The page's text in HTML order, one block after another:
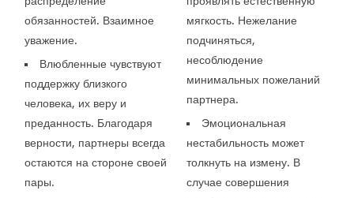
обязанностей. Взаимное
уважение.
Влюбленные чувствуют
поддержку близкого
человека, их веру и
преданность. Благодаря
верности, партнеры всегда
остаются на стороне своей
пары.
мягкость. Нежелание
подчиняться,
несоблюдение
минимальных пожеланий
партнера.
Эмоциональная
нестабильность может
толкнуть на измену. В
случае совершения